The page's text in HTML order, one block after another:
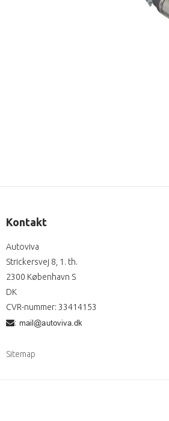
Kontakt
Autoviva
Strickersvej 8, 1. th.
2300 København S
DK
CVR-nummer: 33414153
:
Sitemap